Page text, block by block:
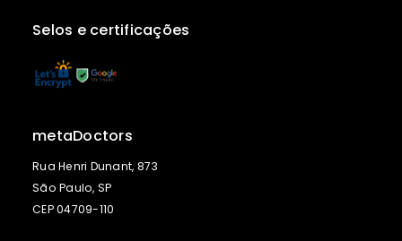
Selos e certificações
metaDoctors
Rua Henri Dunant, 873
São Paulo, SP
CEP 04709-110